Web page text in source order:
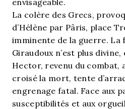
La colère des Grecs,
d’Hélène par Pâris, place
imminente de la guerre. La
Giraudoux n’est plus
Hector, revenu du combat,
croisé la mort, tente
engrenage fatal. Face aux
susceptibilités et aux